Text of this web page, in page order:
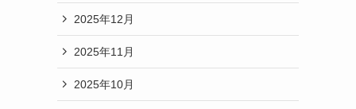
2025年12月
2025年11月
2025年10月